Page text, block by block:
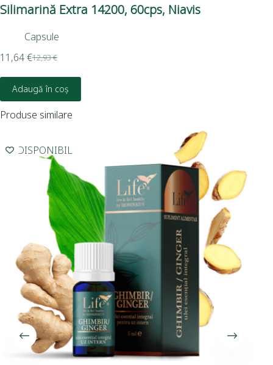
Silimarină Extra 14200, 60cps, Niavis
Capsule
12,93€
11,64€
Adaugă în coș
Produse similare
INDISPONIBIL